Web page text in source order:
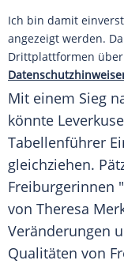
Ich bin damit
angezeigt werden.
Drittplattformen
Mit einem Sieg
könnte
Tabellenführer
gleichziehen.
Freiburgerinnen
von Theresa
Veränderungen
Qualitäten von